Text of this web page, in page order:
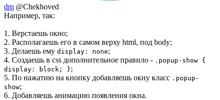
dm @Chekhoved
Например, так:
1. Верстаешь окно;
2. Располагаешь его в самом верху html, под body;
3. Делаешь ему display: none;
4. Создаешь в css дополнительное правило - .popup-show {
display: block; };
5. По нажатию на кнопку добавляешь окну класс .popup-
show;
6. Добавляешь анимацию появления окна.